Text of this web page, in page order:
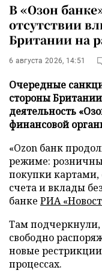
В «Озон
отсутствии
Британии на
6 августа 2026, 14:51
Очередные
стороны
деятельность
финансовой
«Ozon банк
режиме:
покупки
счета и вклады
банке РИА
Там
свободно
новые
процессах.